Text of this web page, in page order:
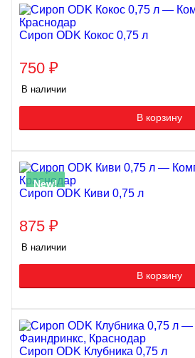
Сироп ODK Кокос 0,75 л
750 ₽
В наличии
В корзину
New!
Сироп ODK Киви 0,75 л
875 ₽
В наличии
В корзину
Сироп ODK Клубника 0,75 л